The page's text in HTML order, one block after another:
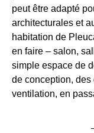
peut être adapté
architecturales et
habitation de
en faire – salon,
simple espace de
de conception, des
ventilation, en